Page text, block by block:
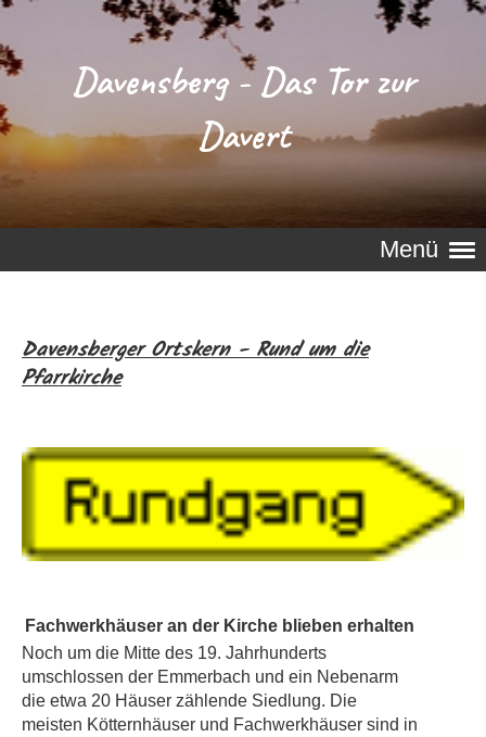
Davensberg - Das Tor zur
Davert
Menü
Davensberger Ortskern - Rund um die
Pfarrkirche
Fachwerkhäuser an der Kirche blieben erhalten
Noch um die Mitte des 19. Jahrhunderts
umschlossen der Emmerbach und ein Nebenarm
die etwa 20 Häuser zählende Siedlung. Die
meisten Kötternhäuser und Fachwerkhäuser sind in